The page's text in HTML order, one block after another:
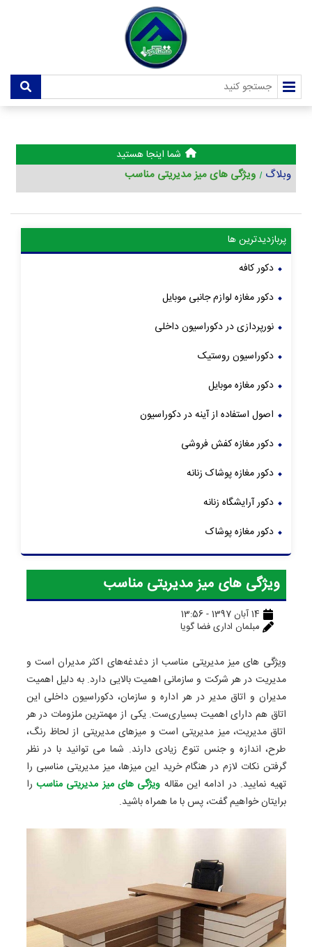
شما اینجا هستید
وبلاگ ویژگی های میز مدیریتی مناسب
پربازدیدترین ها
دکور کافه
دکور مغازه لوازم جانبی موبایل
نورپردازی در دکوراسیون داخلی
دکوراسیون روستیک
دکور مغازه موبایل
اصول استفاده از آینه در دکوراسیون
دکور مغازه کفش فروشی
دکور مغازه پوشاک زنانه
دکور آرایشگاه زنانه
دکور مغازه پوشاک
ویژگی های میز مدیریتی مناسب
مبلمان اداری فضا گویا
ویژگی های میز مدیریتی مناسب از دغدغه‌های اکثر مدیران است و
مدیریت در هر شرکت و سازمانی اهمیت بالایی دارد. به دلیل اهمیت
مدیران و اتاق مدیر در هر اداره و سازمان، دکوراسیون داخلی این
اتاق هم دارای اهمیت بسیاری‌ست. یکی از مهمترین ملزومات در هر
اتاق مدیریت، میز مدیریتی است و میزهای مدیریتی از لحاظ رنگ،
طرح، اندازه و جنس تنوع زیادی دارند. شما می توانید با در نظر
گرفتن نکات لازم در هنگام خرید این میزها، میز مدیریتی مناسبی را
تهیه نمایید. در ادامه این مقاله ویژگی های میز مدیریتی مناسب را
برایتان خواهیم گفت، پس با ما همراه باشید.